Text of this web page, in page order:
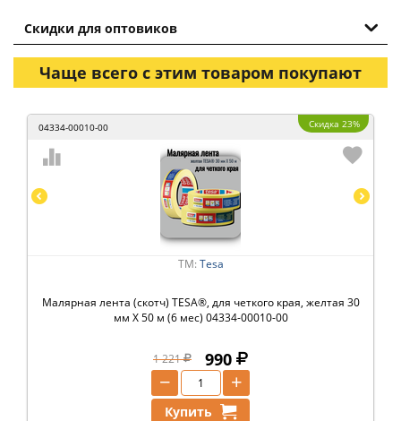
Скидки для оптовиков
Чаще всего с этим товаром покупают
04334-00010-00 Скидка 23%
ТМ: Tesa
Малярная лента (скотч) TESA®, для четкого края, желтая 30
мм Х 50 м (6 мес) 04334-00010-00
1 221 990
+
−
Купить